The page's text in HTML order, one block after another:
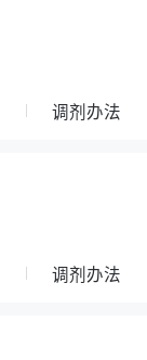
调剂办法
调剂办法